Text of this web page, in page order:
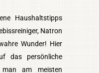
Haushaltstipps
Natron
Wunder! Hier
das persönliche
am meisten